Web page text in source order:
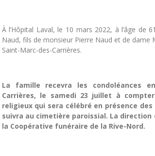
À l’Hôpital Laval, le 10 mars 2022, à l’âge de
Naud, fils de monsieur Pierre Naud et de dame
Saint-Marc-des-Carrières.
La famille recevra les condoléances
Carrières, le samedi 23 juillet à
religieux qui sera célébré en présence des
suivra au cimetière paroissial. La
la Coopérative funéraire de la Rive-Nord.